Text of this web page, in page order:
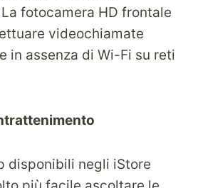
fotocamera HD frontale
videochiamate
in assenza di Wi-Fi su reti
disponibili negli iStore